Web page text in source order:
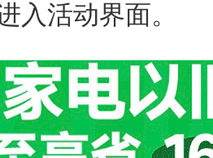
入活动界面。